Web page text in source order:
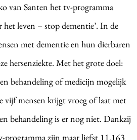
van Santen het tv-programma
leven – stop dementie’. In de
met dementie en hun dierbaren
hersenziekte. Met het grote doel:
behandeling of medicijn mogelijk
vijf mensen krijgt vroeg of laat met
behandeling is er nog niet. Dankzij
programma zijn maar liefst 11.163